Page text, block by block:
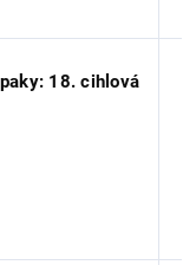
18. cihlová